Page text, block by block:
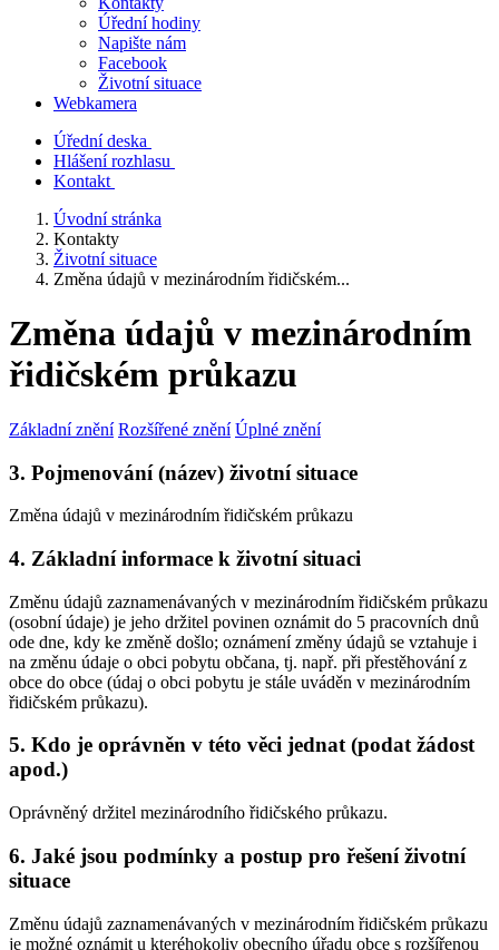
Úřední hodiny
Napište nám
Facebook
Životní situace
Webkamera
Úřední deska
Hlášení rozhlasu
Kontakt
Úvodní stránka
Kontakty
Životní situace
Změna údajů v mezinárodním řidičském...
Změna údajů v mezinárodním
řidičském průkazu
Základní znění Rozšířené znění Úplné znění
3. Pojmenování (název) životní situace
Změna údajů v mezinárodním řidičském průkazu
4. Základní informace k životní situaci
Změnu údajů zaznamenávaných v mezinárodním řidičském průkazu
(osobní údaje) je jeho držitel povinen oznámit do 5 pracovních dnů
ode dne, kdy ke změně došlo; oznámení změny údajů se vztahuje i
na změnu údaje o obci pobytu občana, tj. např. při přestěhování z
obce do obce (údaj o obci pobytu je stále uváděn v mezinárodním
řidičském průkazu).
5. Kdo je oprávněn v této věci jednat (podat žádost
apod.)
Oprávněný držitel mezinárodního řidičského průkazu.
6. Jaké jsou podmínky a postup pro řešení životní
situace
Změnu údajů zaznamenávaných v mezinárodním řidičském průkazu
je možné oznámit u kteréhokoliv obecního úřadu obce s rozšířenou